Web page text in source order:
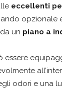
eccellenti
opzionale
un piano a
essere
odori e una